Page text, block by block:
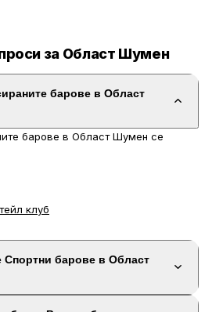
за Област Шумен
барове в Област
барове в Област Шумен се
клуб
Спортни барове в Област